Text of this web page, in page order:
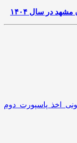
در سال ۱۴۰۴